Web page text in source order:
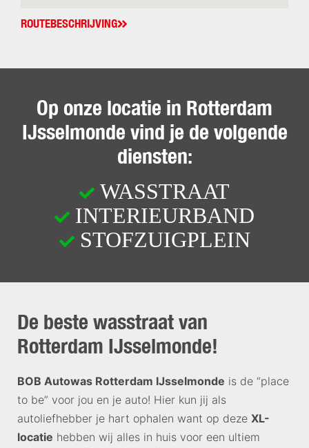
ROUTEBESCHRIJVING
Op onze locatie in Rotterdam
IJsselmonde vind je de volgende
diensten:
WASSTRAAT
INTERIEURBAND
STOFZUIGPLEIN
De beste wasstraat van
Rotterdam IJsselmonde!
BOB Autowas Rotterdam IJsselmonde is de “place
to be” voor jou en je auto! Hier kun jij als
autoliefhebber je hart ophalen want op deze XL-
locatie hebben wij alles in huis voor een ultiem